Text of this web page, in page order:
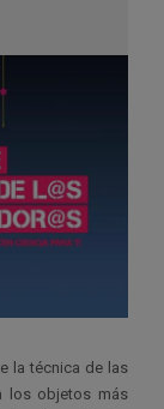
la técnica de las
los objetos más